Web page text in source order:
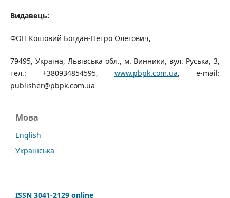
Видавець:
ФОП Кошовий Богдан-Петро Олегович,
79495, Україна, Львівська обл., м. Винники, вул. Руська, 3,
тел.: +380934854595,www.pbpk.com.ua, e-mail:
publisher@pbpk.com.ua
Мова
English
Українська
ISSN 3041-2129 online